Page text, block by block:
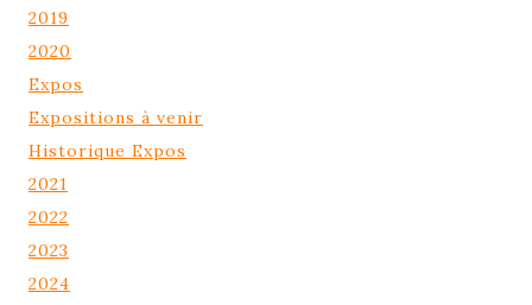
2019
2020
Expos
Expositions à venir
Historique Expos
2021
2022
2023
2024